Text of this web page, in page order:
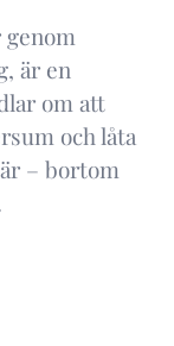
är en
om att
och låta
– bortom